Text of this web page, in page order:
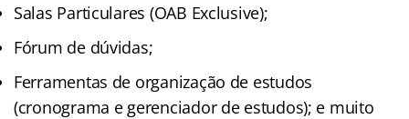
Salas Particulares (OAB Exclusive);
Fórum de dúvidas;
Ferramentas de organização de estudos
(cronograma e gerenciador de estudos); e muito